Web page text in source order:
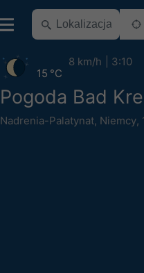
Pogoda Bad
Nadrenia-Palatynat, Niemcy,
15 °C
8 km/h 3:10